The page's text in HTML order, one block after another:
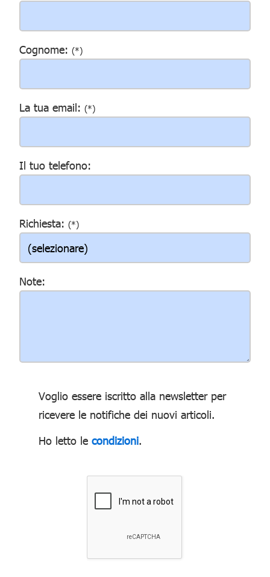
Cognome: (*)
La tua email: (*)
Il tuo telefono:
Richiesta: (*)
Note:
Voglio essere iscritto alla newsletter per
ricevere le notifiche dei nuovi articoli.
Ho letto le condizioni.